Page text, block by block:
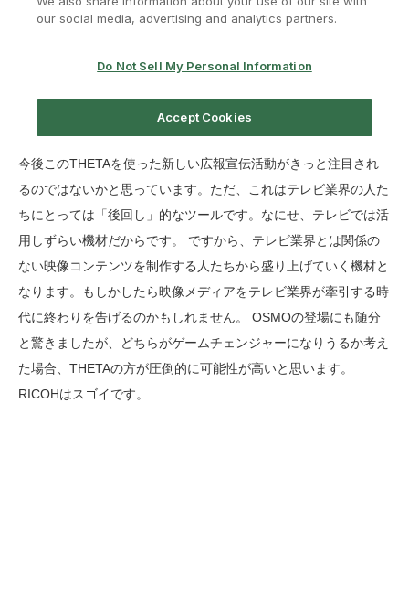
今後このTHETAを使った新しい広報宣伝活動がきっと注目され
るのではないかと思っています。ただ、これはテレビ業界の人た
ちにとっては「後回し」的なツールです。なにせ、テレビでは活
用しずらい機材だからです。 ですから、テレビ業界とは関係の
ない映像コンテンツを制作する人たちから盛り上げていく機材と
なります。もしかしたら映像メディアをテレビ業界が牽引する時
代に終わりを告げるのかもしれません。 OSMOの登場にも随分
と驚きましたが、どちらがゲームチェンジャーになりうるか考え
た場合、THETAの方が圧倒的に可能性が高いと思います。
RICOHはスゴイです。